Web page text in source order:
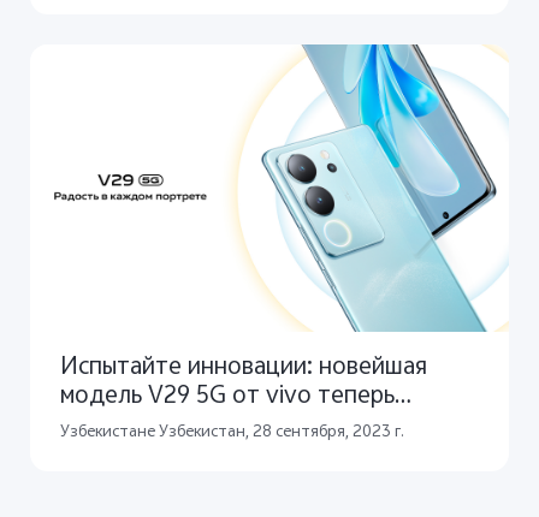
Испытайте инновации: новейшая
модель V29 5G от vivo теперь
доступна в Узбекистане
Узбекистане Узбекистан, 28 сентября, 2023 г.